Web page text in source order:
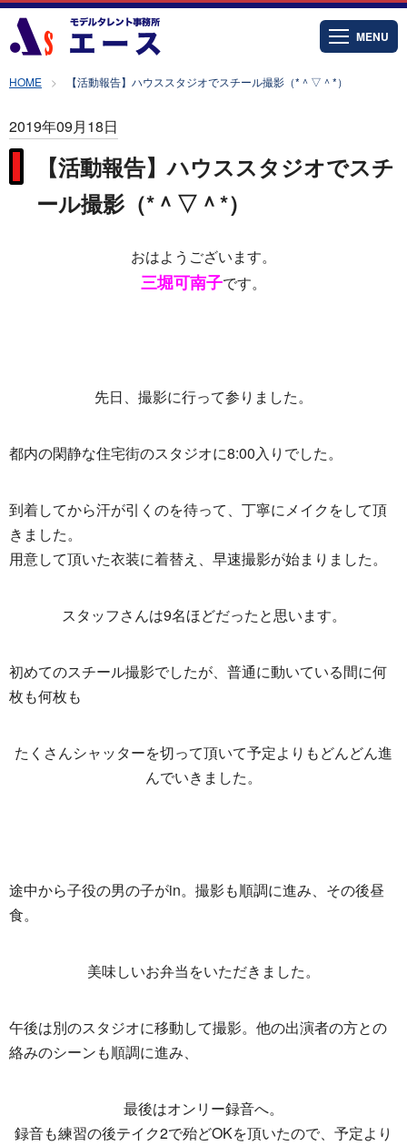
MENU
HOME 【活動報告】ハウススタジオでスチール撮影（*＾▽＾*）
2019年09月18日
【活動報告】ハウススタジオでスチ
ール撮影（*＾▽＾*）
おはようございます。
三堀可南子です。
先日、撮影に行って参りました。
都内の閑静な住宅街のスタジオに8:00入りでした。
到着してから汗が引くのを待って、丁寧にメイクをして頂
きました。
用意して頂いた衣装に着替え、早速撮影が始まりました。
スタッフさんは9名ほどだったと思います。
初めてのスチール撮影でしたが、普通に動いている間に何
枚も何枚も
たくさんシャッターを切って頂いて予定よりもどんどん進
んでいきました。
途中から子役の男の子がin。撮影も順調に進み、その後昼
食。
美味しいお弁当をいただきました。
午後は別のスタジオに移動して撮影。他の出演者の方との
絡みのシーンも順調に進み、
最後はオンリー録音へ。
録音も練習の後テイク2で殆どOKを頂いたので、予定より